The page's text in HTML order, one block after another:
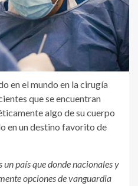
en el mundo en la cirugía
que se encuentran
algo de su cuerpo
en un destino favorito de
un país que donde nacionales y
opciones de vanguardia